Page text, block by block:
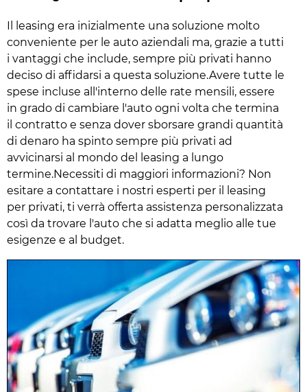
Il leasing era inizialmente una soluzione molto
conveniente per le auto aziendali ma, grazie a tutti
i vantaggi che include, sempre più privati hanno
deciso di affidarsi a questa soluzione.Avere tutte le
spese incluse all'interno delle rate mensili, essere
in grado di cambiare l'auto ogni volta che termina
il contratto e senza dover sborsare grandi quantità
di denaro ha spinto sempre più privati ad
avvicinarsi al mondo del leasing a lungo
termine.Necessiti di maggiori informazioni? Non
esitare a contattare i nostri esperti per il leasing
per privati, ti verrà offerta assistenza personalizzata
così da trovare l'auto che si adatta meglio alle tue
esigenze e al budget.